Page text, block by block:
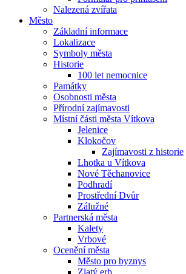
Nalezená zvířata
Město
Základní informace
Lokalizace
Symboly města
Historie
100 let nemocnice
Památky
Osobnosti města
Přírodní zajímavosti
Místní části města Vítkova
Jelenice
Klokočov
Zajímavosti z historie
Lhotka u Vítkova
Nové Těchanovice
Podhradí
Prostřední Dvůr
Zálužné
Partnerská města
Kalety
Vrbové
Ocenění města
Město pro byznys
Zlatý erb